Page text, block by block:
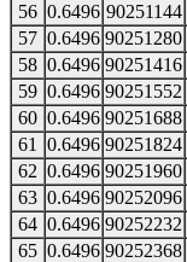
56 0.6496 90251144
57 0.6496 90251280
58 0.6496 90251416
59 0.6496 90251552
60 0.6496 90251688
61
0.6496 90251824
62 0.6496 90251960
63 0.6496 90252096
64 0.6496 90252232
65 0.6496 90252368